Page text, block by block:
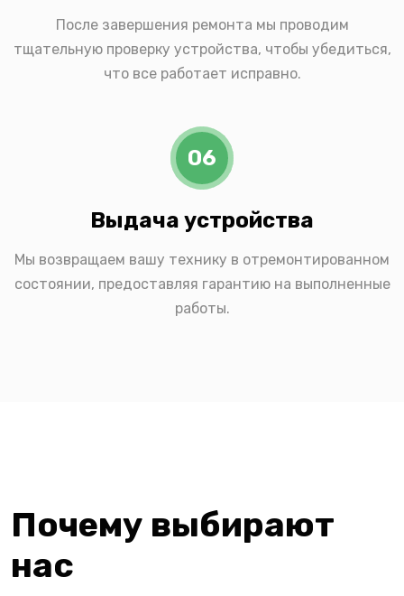
После завершения ремонта мы проводим
тщательную проверку устройства, чтобы убедиться,
что все работает исправно.
06
Выдача устройства
Мы возвращаем вашу технику в отремонтированном
состоянии, предоставляя гарантию на выполненные
работы.
Почему выбирают
нас